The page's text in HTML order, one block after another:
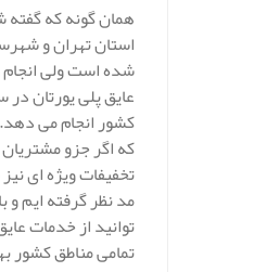
همان گونه که
استان تهران و
شده است ولی
عایق پلی یورتان
کشور انجام می
که اگر جزو
تخفیفات ویژه ای
مد نظر گرفته ایم و
توانید از خدمات
تمامی مناطق کشور